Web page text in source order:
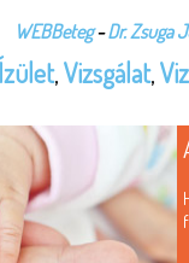
WEBBeteg-Dr. Zsuga
Ízület,Vizsgálat,